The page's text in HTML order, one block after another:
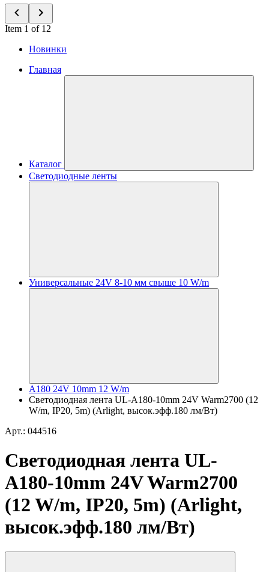
Item 1 of 12
Новинки
Главная
Каталог
Светодиодные ленты
Универсальные 24V 8-10 мм свыше 10 W/m
A180 24V 10mm 12 W/m
Светодиодная лента UL-A180-10mm 24V Warm2700 (12
W/m, IP20, 5m) (Arlight, высок.эфф.180 лм/Вт)
Арт.: 044516
Светодиодная лента UL-
A180-10mm 24V Warm2700
(12 W/m, IP20, 5m) (Arlight,
высок.эфф.180 лм/Вт)